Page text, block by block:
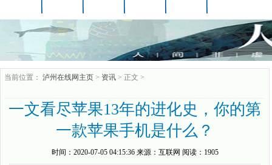
商讯 游戏
当前位置： 泸州在线网主页 > 资讯 > 正文 >
一文看尽苹果13年的进化史，你的第
一款苹果手机是什么？
时间： 2020-07-05 04:15:36来源： 互联网 阅读：1905